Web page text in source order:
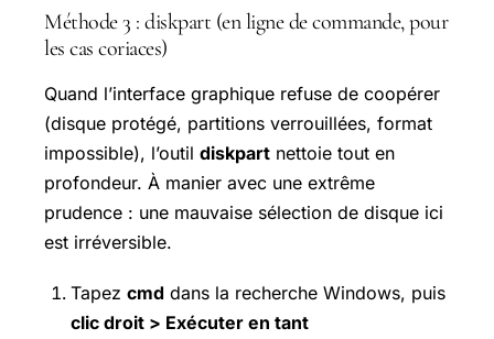
Méthode 3 : diskpart (en ligne de commande, pour
les cas coriaces)
Quand l’interface graphique refuse de coopérer
(disque protégé, partitions verrouillées, format
impossible), l’outil diskpart nettoie tout en
profondeur. À manier avec une extrême
prudence : une mauvaise sélection de disque ici
est irréversible.
Tapez cmd dans la recherche Windows, puis
clic droit > Exécuter en tant